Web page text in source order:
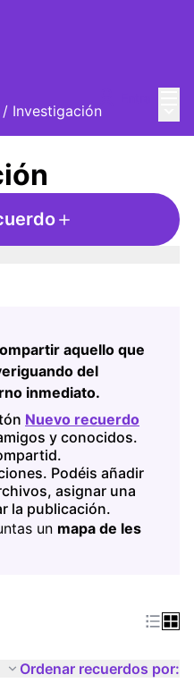
/ Investigación
aquello que
del
inmediato.
Nuevo recuerdo
y conocidos.
Podéis añadir
asignar una
la publicación.
un mapa de les
Ordenar recuerdos por: